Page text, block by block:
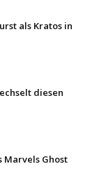
als Kratos in
diesen
Marvels Ghost